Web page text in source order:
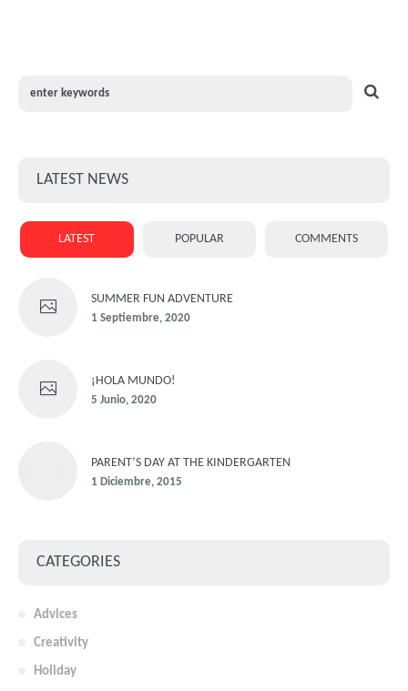
LATEST NEWS
LATEST POPULAR COMMENTS
SUMMER FUN ADVENTURE
1 Septiembre, 2020
¡HOLA MUNDO!
5 Junio, 2020
PARENT’S DAY AT THE KINDERGARTEN
1 Diciembre, 2015
CATEGORIES
Advices
Creativity
Holiday